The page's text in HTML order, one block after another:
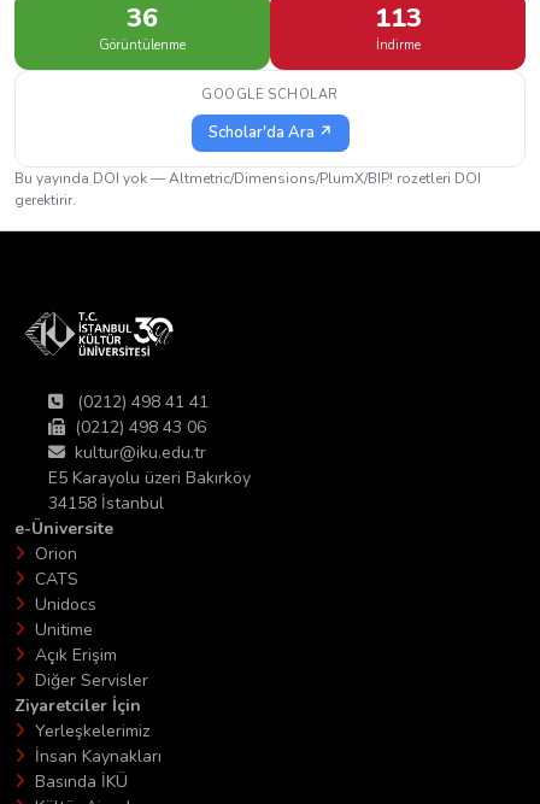
36
Görüntülenme
113
İndirme
GOOGLE SCHOLAR
Scholar'da Ara ↗
Bu yayında DOI yok — Altmetric/Dimensions/PlumX/BIP! rozetleri DOI
gerektirir.
(0212) 498 41 41
(0212) 498 43 06
kultur@iku.edu.tr
E5 Karayolu üzeri Bakırköy
34158 İstanbul
e-Üniversite
Orion
CATS
Unidocs
Unitime
Açık Erişim
Diğer Servisler
Ziyaretciler İçin
Yerleşkelerimiz
İnsan Kaynakları
Basında İKÜ